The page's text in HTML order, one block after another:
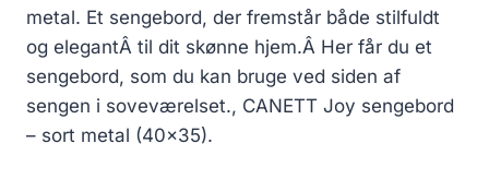
metal. Et sengebord, der fremstår både stilfuldt
og elegantÂ til dit skønne hjem.Â Her får du et
sengebord, som du kan bruge ved siden af
sengen i soveværelset., CANETT Joy sengebord
– sort metal (40×35).